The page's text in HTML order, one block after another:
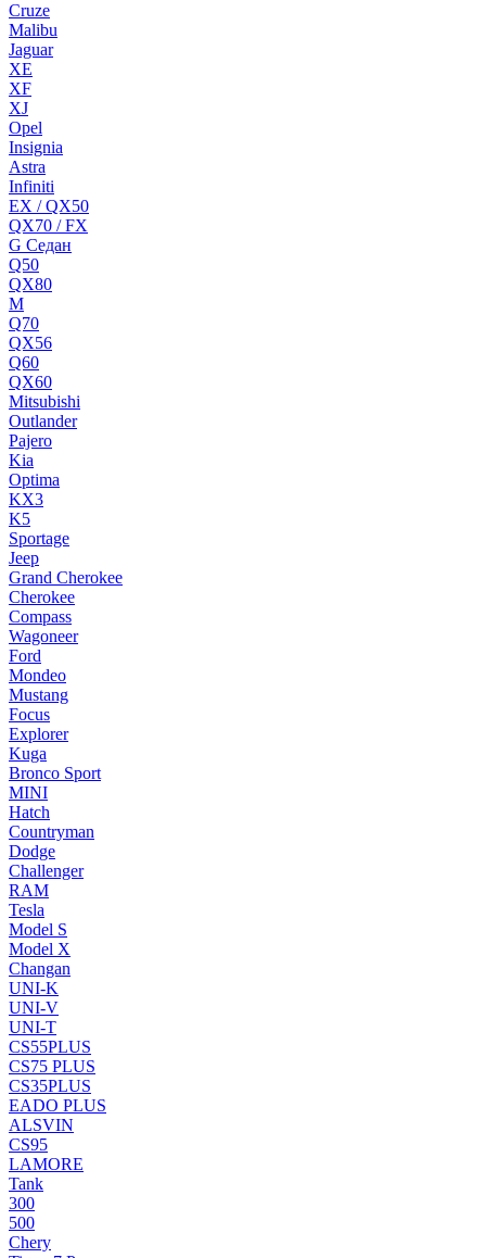
Cruze
Malibu
Jaguar
XE
XF
XJ
Opel
Insignia
Astra
Infiniti
EX / QX50
QX70 / FX
G Cедан
Q50
QX80
M
Q70
QX56
Q60
QX60
Mitsubishi
Outlander
Pajero
Kia
Optima
KX3
K5
Sportage
Jeep
Grand Cherokee
Cherokee
Compass
Wagoneer
Ford
Mondeo
Mustang
Focus
Explorer
Kuga
Bronco Sport
MINI
Hatch
Countryman
Dodge
Challenger
RAM
Tesla
Model S
Model X
Changan
UNI-K
UNI-V
UNI-T
CS55PLUS
CS75 PLUS
CS35PLUS
EADO PLUS
ALSVIN
CS95
LAMORE
Tank
300
500
Chery